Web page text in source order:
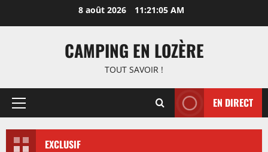
8 août 2026 11:21:05 AM
CAMPING EN LOZÈRE
TOUT SAVOIR !
Menu
EN DIRECT
EXCLUSIF